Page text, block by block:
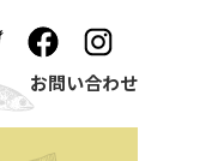
お問い合わせ